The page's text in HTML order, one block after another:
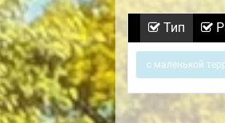
Тип
с маленькой